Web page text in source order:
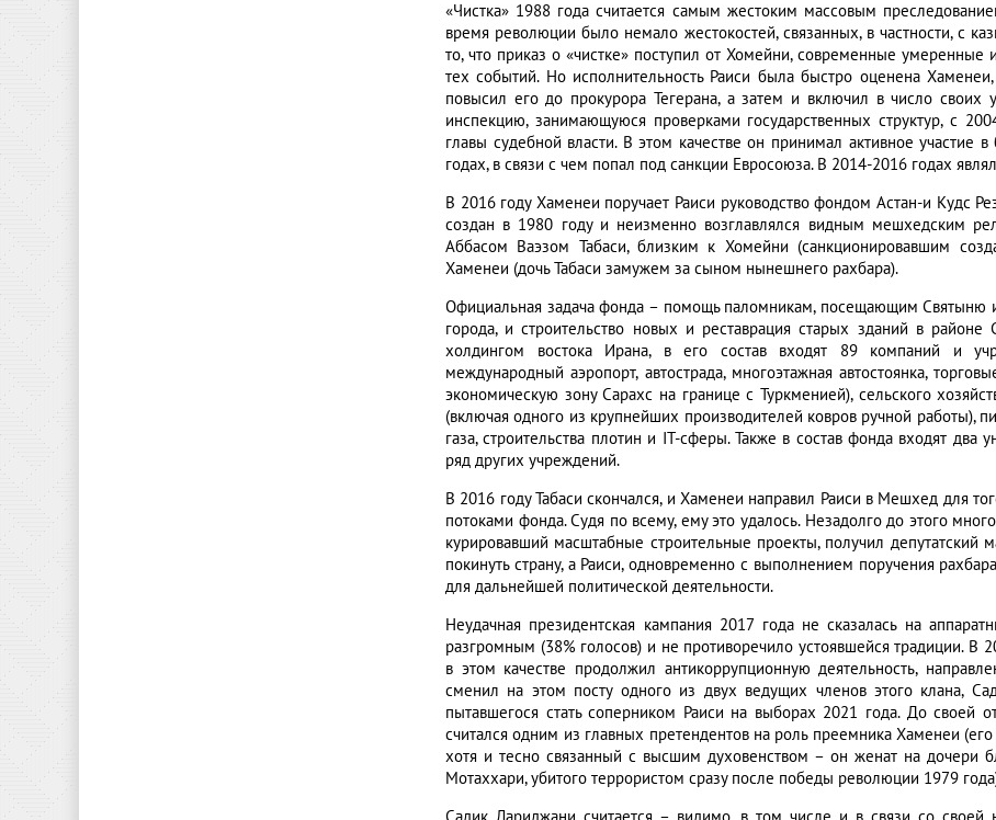
«Чистка» 1988 года считается самым жестоким массовым
время революции было немало жестокостей, связанных, в частности, с
то, что приказ о «чистке» поступил от Хомейни, современные умеренные
тех событий. Но исполнительность Раиси была быстро оценена
повысил его до прокурора Тегерана, а затем и включил в число своих
инспекцию, занимающуюся проверками государственных структур, с
главы судебной власти. В этом качестве он принимал активное участие
годах, в связи с чем попал под санкции Евросоюза. В 2014-2016 годах
В 2016 году Хаменеи поручает Раиси руководство фондом Астан-и Кудс
создан в 1980 году и неизменно возглавлялся видным мешхедским
Аббасом Ваэзом Табаси, близким к Хомейни (санкционировавшим
Хаменеи (дочь Табаси замужем за сыном нынешнего рахбара).
Официальная задача фонда – помощь паломникам, посещающим
города, и строительство новых и реставрация старых зданий в
холдингом востока Ирана, в его состав входят 89 компаний и
международный аэропорт, автострада, многоэтажная автостоянка,
экономическую зону Сарахс на границе с Туркменией), сельского
(включая одного из крупнейших производителей ковров ручной
газа, строительства плотин и IT-сферы. Также в состав фонда входят два
ряд других учреждений.
В 2016 году Табаси скончался, и Хаменеи направил Раиси в Мешхед для
потоками фонда. Судя по всему, ему это удалось. Незадолго до этого
курировавший масштабные строительные проекты, получил
покинуть страну, а Раиси, одновременно с выполнением поручения
для дальнейшей политической деятельности.
Неудачная президентская кампания 2017 года не сказалась на
разгромным (38% голосов) и не противоречило устоявшейся традиции. В
в этом качестве продолжил антикоррупционную деятельность,
сменил на этом посту одного из двух ведущих членов этого клана,
пытавшегося стать соперником Раиси на выборах 2021 года. До своей
считался одним из главных претендентов на роль преемника Хаменеи
хотя и тесно связанный с высшим духовенством – он женат на дочери
Мотаххари, убитого террористом сразу после победы революции 1979